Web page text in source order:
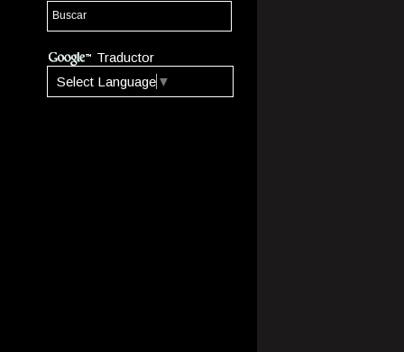
Traductor
Select Language ▼